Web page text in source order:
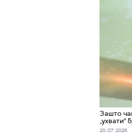
Зашто
„ухвати“
20. 07. 2026.